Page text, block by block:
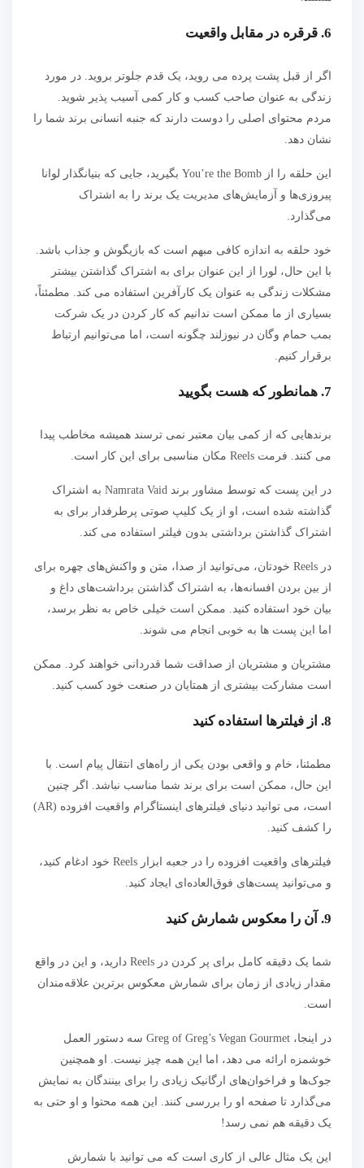
6. قرقره در مقابل واقعیت
اگر از قبل پشت پرده می روید، یک قدم جلوتر بروید. در مورد
زندگی به عنوان صاحب کسب و کار کمی آسیب پذیر شوید.
مردم محتوای اصلی را دوست دارند که جنبه انسانی برند شما را
نشان دهد.
این حلقه را از You’re the Bomb بگیرید، جایی که بنیانگذار لوانا
پیروزی‌ها و آزمایش‌های مدیریت یک برند را به اشتراک
می‌گذارد.
خود حلقه به اندازه کافی مبهم است که بازیگوش و جذاب باشد.
با این حال، لورا از این عنوان برای به اشتراک گذاشتن بیشتر
مشکلات زندگی به عنوان یک کارآفرین استفاده می کند. مطمئناً،
بسیاری از ما ممکن است ندانیم که کار کردن در یک شرکت
بمب حمام وگان در نیوزلند چگونه است، اما می‌توانیم ارتباط
برقرار کنیم.
7. همانطور که هست بگویید
برندهایی که از کمی بیان معتبر نمی ترسند همیشه مخاطب پیدا
می کنند. فرمت Reels مکان مناسبی برای این کار است.
در این پست که توسط مشاور برند Namrata Vaid به اشتراک
گذاشته شده است، او از یک کلیپ صوتی پرطرفدار برای به
اشتراک گذاشتن برداشتی بدون فیلتر استفاده می کند.
در Reels خودتان، می‌توانید از صدا، متن و واکنش‌های چهره برای
از بین بردن افسانه‌ها، به اشتراک گذاشتن برداشت‌های داغ و
بیان خود استفاده کنید. ممکن است خیلی خاص به نظر برسد،
اما این پست ها به خوبی انجام می شوند.
مشتریان و مشتریان از صداقت شما قدردانی خواهند کرد. ممکن
است مشارکت بیشتری از همتایان در صنعت خود کسب کنید.
8. از فیلترها استفاده کنید
مطمئنا، خام و واقعی بودن یکی از راه‌های انتقال پیام است. با
این حال، ممکن است برای برند شما مناسب نباشد. اگر چنین
است، می توانید دنیای فیلترهای اینستاگرام واقعیت افزوده (AR)
را کشف کنید.
فیلترهای واقعیت افزوده را در جعبه ابزار Reels خود ادغام کنید،
و می‌توانید پست‌های فوق‌العاده‌ای ایجاد کنید.
9. آن را معکوس شمارش کنید
شما یک دقیقه کامل برای پر کردن در Reels دارید، و این در واقع
مقدار زیادی از زمان برای شمارش معکوس برترین علاقه‌مندان
است.
در اینجا، Greg of Greg’s Vegan Gourmet سه دستور العمل
خوشمزه ارائه می دهد، اما این همه چیز نیست. او همچنین
جوک‌ها و فراخوان‌های ارگانیک زیادی را برای بینندگان به نمایش
می‌گذارد تا صفحه او را بررسی کنند. این همه محتوا و او حتی به
یک دقیقه هم نمی رسد!
این یک مثال عالی از کاری است که می توانید با شمارش